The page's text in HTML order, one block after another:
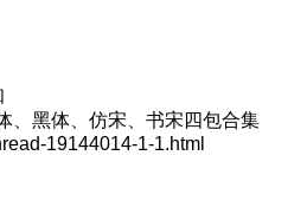
、黑体、仿宋、书宋四包合集
19144014-1-1.html